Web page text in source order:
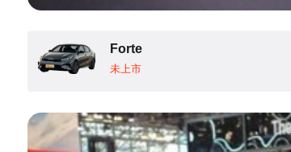
Forte
未上市